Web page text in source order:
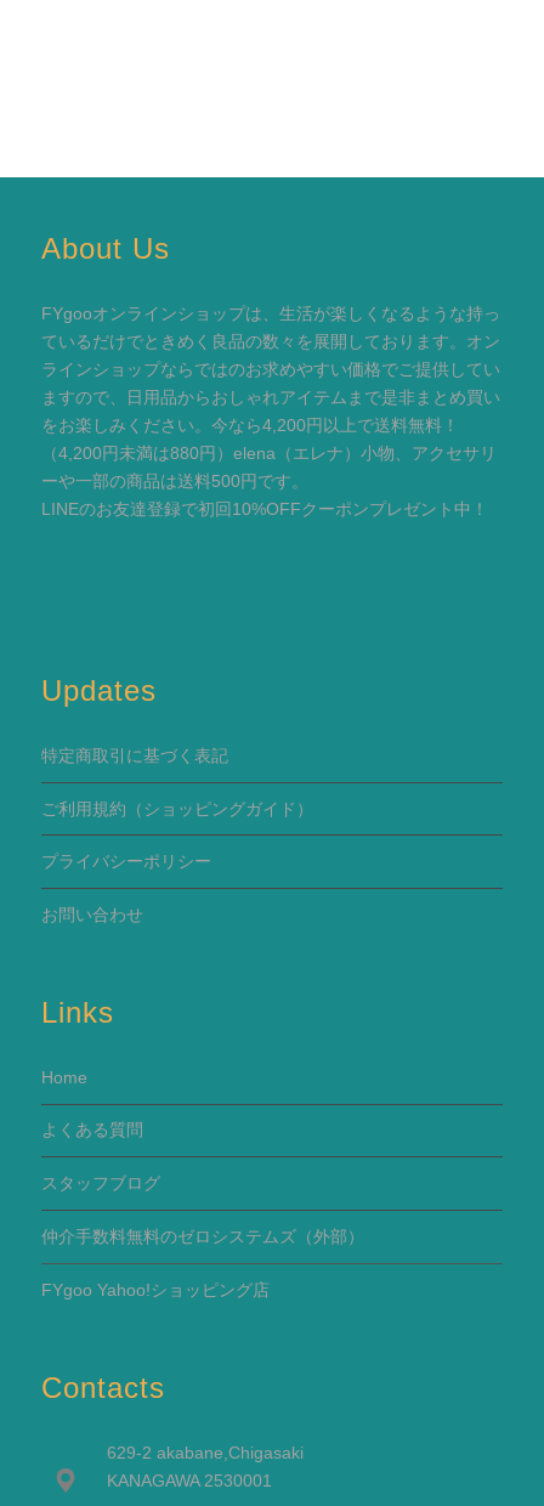
About Us
FYgooオンラインショップは、生活が楽しくなるような持っ
ているだけでときめく良品の数々を展開しております。オン
ラインショップならではのお求めやすい価格でご提供してい
ますので、日用品からおしゃれアイテムまで是非まとめ買い
をお楽しみください。今なら4,200円以上で送料無料！
（4,200円未満は880円）elena（エレナ）小物、アクセサリ
ーや一部の商品は送料500円です。
LINEのお友達登録で初回10%OFFクーポンプレゼント中！
Updates
特定商取引に基づく表記
ご利用規約 （ショッピングガイド）
プライバシーポリシー
お問い合わせ
Links
Home
よくある質問
スタッフブログ
仲介手数料無料のゼロシステムズ（外部）
FYgoo Yahoo!ショッピング店
Contacts
629-2 akabane,Chigasaki
KANAGAWA 2530001